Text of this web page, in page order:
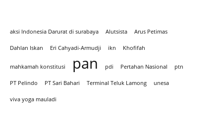
aksi Indonesia Darurat di surabaya Alutsista Arus Petimas
Dahlan Iskan Eri Cahyadi-Armudji ikn Khofifah
mahkamah konstitusi pan pdi Pertahan Nasional ptn
PT Pelindo PT Sari Bahari Terminal Teluk Lamong unesa
viva yoga mauladi